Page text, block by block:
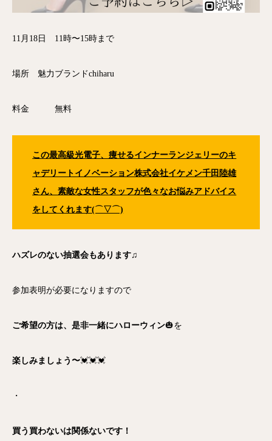
11月18日 11時〜15時まで
場所 魅力ブランドchiharu
料金 無料
この最高級光電子、痩せるインナーランジェリーのキ
ャデリートイノベーション株式会社イケメン千田陸雄
さん、素敵な女性スタッフが色々なお悩みアドバイス
をしてくれます(⌒▽⌒)
ハズレのない抽選会もあります♫
参加表明が必要になりますので
ご希望の方は、是非一緒にハローウィン🎃を
楽しみましょう〜💓💓💓
・
買う買わないは関係ないです！